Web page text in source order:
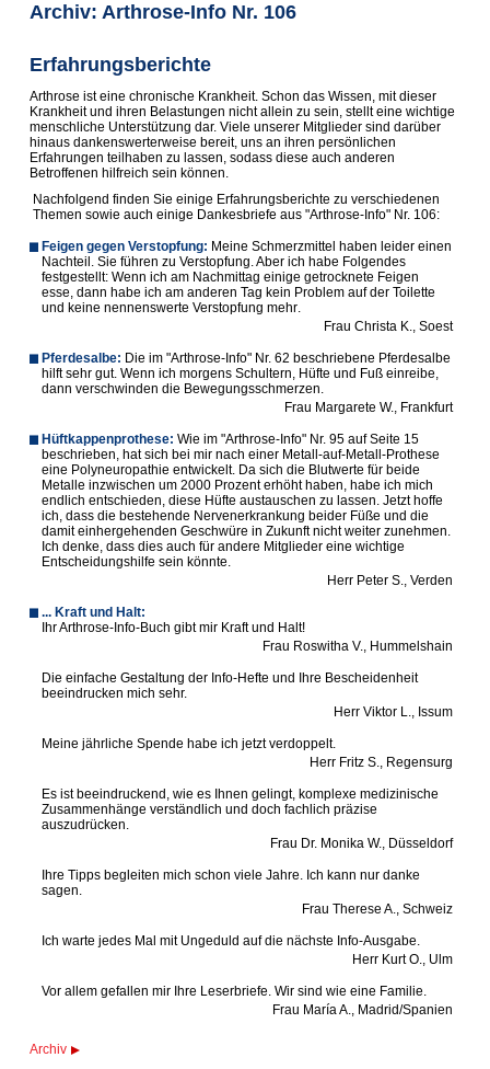
Archiv: Arthrose-Info Nr. 106
Erfahrungsberichte
Arthrose ist eine chronische Krankheit. Schon das Wissen, mit dieser
Krankheit und ihren Belastungen nicht allein zu sein, stellt eine wichtige
menschliche Unterstützung dar. Viele unserer Mitglieder sind darüber
hinaus dankenswerterweise bereit, uns an ihren persönlichen
Erfahrungen teilhaben zu lassen, sodass diese auch anderen
Betroffenen hilfreich sein können.
Nachfolgend finden Sie einige Erfahrungsberichte zu verschiedenen
Themen sowie auch einige Dankesbriefe aus "Arthrose-Info" Nr. 106:
Feigen gegen Verstopfung: Meine Schmerzmittel haben leider einen
Nachteil. Sie führen zu Verstopfung. Aber ich habe Folgendes
festgestellt: Wenn ich am Nachmittag einige getrocknete Feigen
esse, dann habe ich am anderen Tag kein Problem auf der Toilette
und keine nennenswerte Verstopfung mehr.
Frau Christa K., Soest
Pferdesalbe: Die im "Arthrose-Info" Nr. 62 beschriebene Pferdesalbe
hilft sehr gut. Wenn ich morgens Schultern, Hüfte und Fuß einreibe,
dann verschwinden die Bewegungsschmerzen.
Frau Margarete W., Frankfurt
Hüftkappenprothese: Wie im "Arthrose-Info" Nr. 95 auf Seite 15
beschrieben, hat sich bei mir nach einer Metall-auf-Metall-Prothese
eine Polyneuropathie entwickelt. Da sich die Blutwerte für beide
Metalle inzwischen um 2000 Prozent erhöht haben, habe ich mich
endlich entschieden, diese Hüfte austauschen zu lassen. Jetzt hoffe
ich, dass die bestehende Nervenerkrankung beider Füße und die
damit einhergehenden Geschwüre in Zukunft nicht weiter zunehmen.
Ich denke, dass dies auch für andere Mitglieder eine wichtige
Entscheidungshilfe sein könnte.
Herr Peter S., Verden
... Kraft und Halt:
Ihr Arthrose-Info-Buch gibt mir Kraft und Halt!
Frau Roswitha V., Hummelshain
Die einfache Gestaltung der Info-Hefte und Ihre Bescheidenheit
beeindrucken mich sehr.
Herr Viktor L., Issum
Meine jährliche Spende habe ich jetzt verdoppelt.
Herr Fritz S., Regensurg
Es ist beeindruckend, wie es Ihnen gelingt, komplexe medizinische
Zusammenhänge verständlich und doch fachlich präzise
auszudrücken.
Frau Dr. Monika W., Düsseldorf
Ihre Tipps begleiten mich schon viele Jahre. Ich kann nur danke
sagen.
Frau Therese A., Schweiz
Ich warte jedes Mal mit Ungeduld auf die nächste Info-Ausgabe.
Herr Kurt O., Ulm
Vor allem gefallen mir Ihre Leserbriefe. Wir sind wie eine Familie.
Frau María A., Madrid/Spanien
Archiv